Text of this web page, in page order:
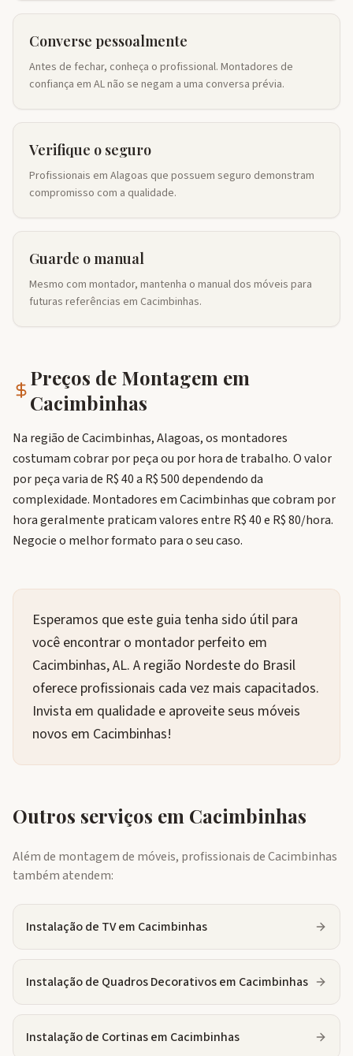
Converse pessoalmente
Antes de fechar, conheça o profissional. Montadores de
confiança em AL não se negam a uma conversa prévia.
Verifique o seguro
Profissionais em Alagoas que possuem seguro demonstram
compromisso com a qualidade.
Guarde o manual
Mesmo com montador, mantenha o manual dos móveis para
futuras referências em Cacimbinhas.
Preços de Montagem em
Cacimbinhas
Na região de Cacimbinhas, Alagoas, os montadores
costumam cobrar por peça ou por hora de trabalho. O valor
por peça varia de R$ 40 a R$ 500 dependendo da
complexidade. Montadores em Cacimbinhas que cobram por
hora geralmente praticam valores entre R$ 40 e R$ 80/hora.
Negocie o melhor formato para o seu caso.
Esperamos que este guia tenha sido útil para
você encontrar o montador perfeito em
Cacimbinhas, AL. A região Nordeste do Brasil
oferece profissionais cada vez mais capacitados.
Invista em qualidade e aproveite seus móveis
novos em Cacimbinhas!
Outros serviços em Cacimbinhas
Além de montagem de móveis, profissionais deCacimbinhas
também atendem:
Instalação de TVem Cacimbinhas
Instalação de Quadros Decorativosem Cacimbinhas
Instalação de Cortinasem Cacimbinhas